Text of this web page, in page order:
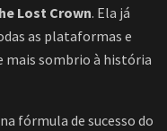
Lost Crown. Ela já
as plataformas e
mais sombrio à história
fórmula de sucesso do